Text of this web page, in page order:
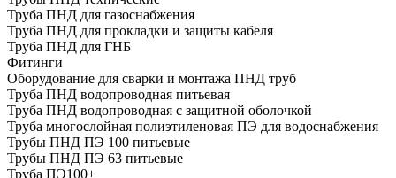
Труба ПНД для газоснабжения
Труба ПНД для прокладки и защиты кабеля
Труба ПНД для ГНБ
Фитинги
Оборудование для сварки и монтажа ПНД труб
Труба ПНД водопроводная питьевая
Труба ПНД водопроводная с защитной оболочкой
Труба многослойная полиэтиленовая ПЭ для водоснабжения
Трубы ПНД ПЭ 100 питьевые
Трубы ПНД ПЭ 63 питьевые
Труба ПЭ100+